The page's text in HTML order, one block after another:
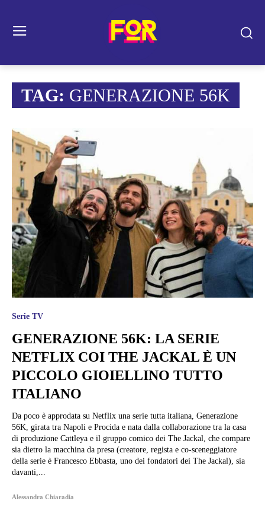
TAG: GENERAZIONE 56K
Serie TV
GENERAZIONE 56K: LA SERIE
NETFLIX COI THE JACKAL È UN
PICCOLO GIOIELLINO TUTTO
ITALIANO
Da poco è approdata su Netflix una serie tutta italiana, Generazione
56K, girata tra Napoli e Procida e nata dalla collaborazione tra la casa
di produzione Cattleya e il gruppo comico dei The Jackal, che compare
sia dietro la macchina da presa (creatore, regista e co-sceneggiatore
della serie è Francesco Ebbasta, uno dei fondatori dei The Jackal), sia
davanti,...
Alessandra Chiaradia